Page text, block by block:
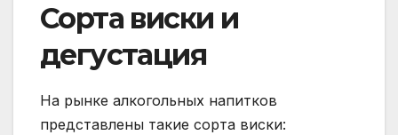
Сорта виски и
дегустация
На рынке алкогольных напитков
представлены такие сорта виски: